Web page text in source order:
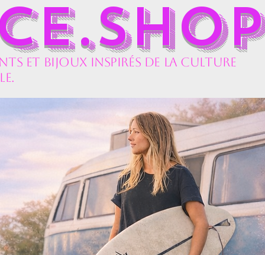
et bijoux inspirés de la culture